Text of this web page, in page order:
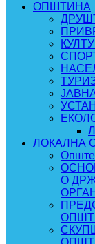
ОПШТИНА
ЛОКАЛНА
О